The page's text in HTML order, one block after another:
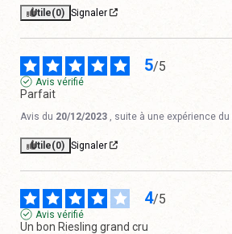
Utile(0) Signaler
5/5
Avis vérifié
Parfait
Avis du 20/12/2023 , suite à une expérience du
Utile(0) Signaler
4/5
Avis vérifié
Un bon Riesling grand cru